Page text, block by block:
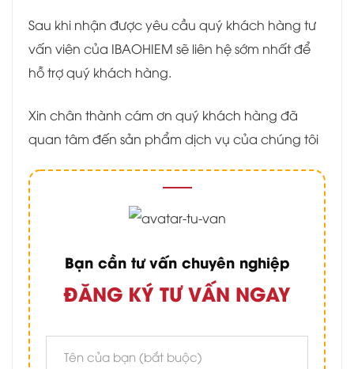
Sau khi nhận được yêu cầu quý khách hàng tư
vấn viên của IBAOHIEM sẽ liên hệ sớm nhất để
hỗ trợ quý khách hàng.
Xin chân thành cám ơn quý khách hàng đã
quan tâm đến sản phẩm dịch vụ của chúng tôi
Bạn cần tư vấn chuyên nghiệp
ĐĂNG KÝ TƯ VẤN NGAY